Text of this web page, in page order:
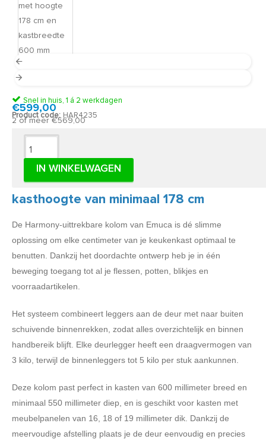
Snel in huis, 1 á 2 werkdagen
Product code: HAR4235
€599,00
2 of meer €569,00
IN WINKELWAGEN
Omschrijving
Uittrekframe met 12 manden voor een
kasthoogte van minimaal 178 cm
De Harmony-uittrekbare kolom van Emuca is dé slimme
oplossing om elke centimeter van je keukenkast optimaal te
benutten. Dankzij het doordachte ontwerp heb je in één
beweging toegang tot al je flessen, potten, blikjes en
voorraadartikelen.
Het systeem combineert leggers aan de deur met naar buiten
schuivende binnenrekken, zodat alles overzichtelijk en binnen
handbereik blijft. Elke deurlegger heeft een draagvermogen van
3 kilo, terwijl de binnenleggers tot 5 kilo per stuk aankunnen.
Deze kolom past perfect in kasten van 600 millimeter breed en
minimaal 550 millimeter diep, en is geschikt voor kasten met
meubelpanelen van 16, 18 of 19 millimeter dik. Dankzij de
meervoudige afstelling plaats je de deur eenvoudig en precies